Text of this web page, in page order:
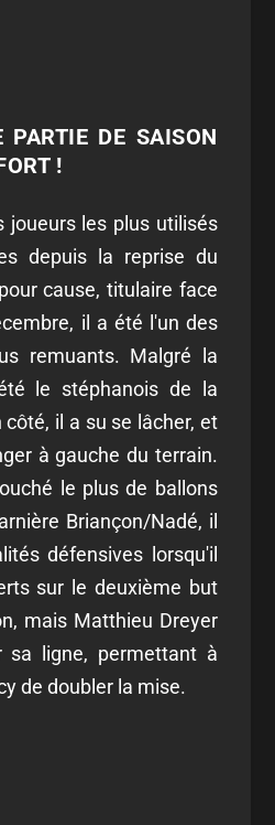
PARTIE DE SAISON
!
joueurs les plus utilisés
depuis la reprise du
cause, titulaire face
il a été l'un des
remuants. Malgré la
le stéphanois de la
il a su se lâcher, et
à gauche du terrain.
le plus de ballons
Briançon/Nadé, il
défensives lorsqu'il
sur le deuxième but
mais Matthieu Dreyer
ligne, permettant à
de doubler la mise.